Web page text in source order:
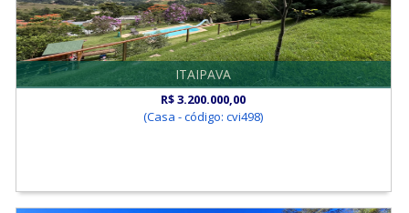
ITAIPAVA
R$ 3.200.000,00
(Casa - código: cvi498)